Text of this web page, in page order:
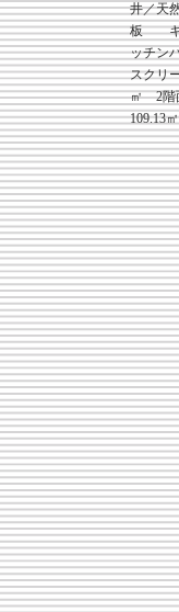
井／天
板 キ
ッチン
スクリ
㎡ 2階
109.13